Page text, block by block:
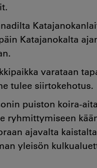
Katajanokalta
varataan
tulee siirtokehotus.
puiston koira-
ryhmittymiseen
ajavalta
yleisön